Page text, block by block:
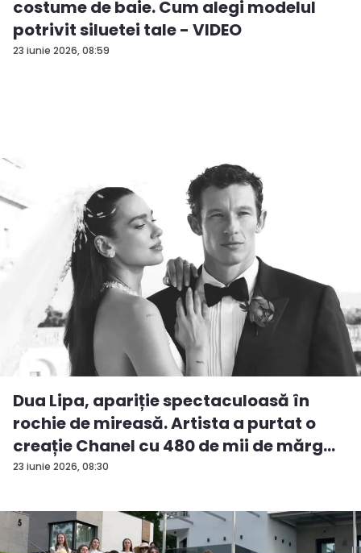
23 iunie 2026, 08:59
costume de baie. Cum alegi modelul
potrivit siluetei tale - VIDEO
23 iunie 2026, 08:30
Dua Lipa, apariție spectaculoasă în
rochie de mireasă. Artista a purtat o
creație Chanel cu 480 de mii de mărg...